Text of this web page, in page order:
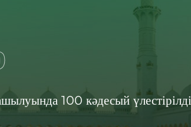
100 кәдесый үлестірілді